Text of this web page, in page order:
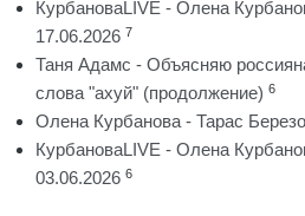
КурбановаLIVE - Олена
17.06.2026 7
Таня Адамс - Объясняю
слова "ахуй" (продолжение) 6
Олена Курбанова - Тарас
КурбановаLIVE - Олена
03.06.2026 6